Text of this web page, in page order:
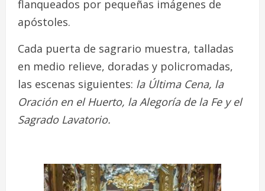
flanqueados por pequeñas imágenes de
apóstoles.
Cada puerta de sagrario muestra, talladas
en medio relieve, doradas y policromadas,
las escenas siguientes: la Última Cena, la
Oración en el Huerto, la Alegoría de la Fe y el
Sagrado Lavatorio.